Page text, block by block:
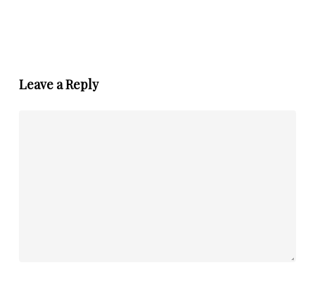
Leave a Reply